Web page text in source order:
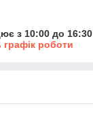
з 10:00 до 16:30
графік роботи